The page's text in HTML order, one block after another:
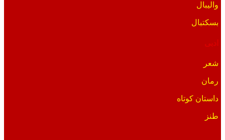
والیبال
بسکتبال
ادبی
شعر
رمان
داستان کوتاه
طنز